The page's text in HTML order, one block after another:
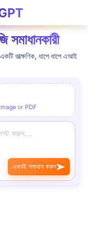
সমাধানকারী
তাত্ক্ষণিক, ধাপে ধাপে এআই
image or PDF
এখনই সমাধান করুন